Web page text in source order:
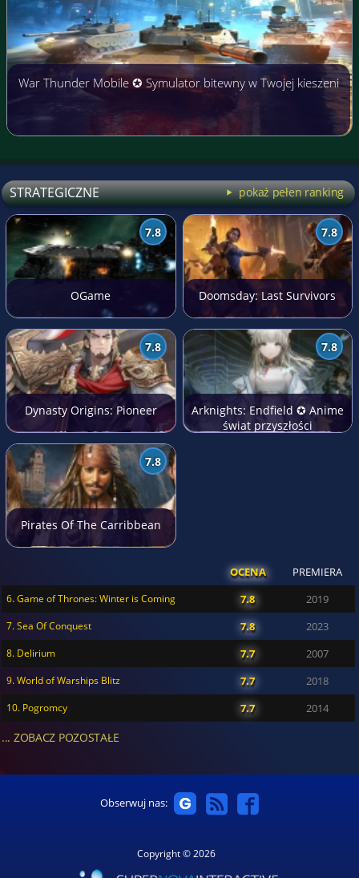
War Thunder Mobile ✪ Symulator bitewny w Twojej kieszeni
STRATEGICZNE pokaż pełen ranking
7.8
OGame
7.8
Doomsday: Last Survivors
7.8
Dynasty Origins: Pioneer
7.8
Arknights: Endfield ✪ Anime
świat przyszłości
7.8
Pirates Of The Carribbean
OCENA PREMIERA
6. Game of Thrones: Winter is Coming 7.8 2019
7. Sea Of Conquest 7.8 2023
8. Delirium 7.7 2007
9. World of Warships Blitz 7.7 2018
10. Pogromcy 7.7 2014
... ZOBACZ POZOSTAŁE
Obserwuj nas:
Copyright © 2026